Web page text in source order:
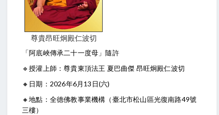
尊貴昂旺炯殿仁波切
「阿底峽傳承二十一度母」隨許
🔹授灌上師：尊貴東頂法王 夏巴曲傑 昂旺炯殿仁波切
🔸日期：2026年6月13日(六)
🔸地點：全德佛教事業機構（臺北市松山區光復南路49號
三樓）